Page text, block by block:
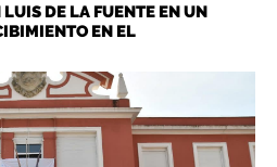
DE LA FUENTE EN UN
EN EL